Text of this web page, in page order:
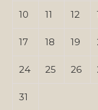
10 11 12
17 18 19
24 25 26
31